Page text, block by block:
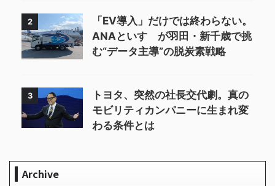
2
「EV導入」だけでは終わらない。
ANAといすゞが羽田・新千歳で挑
む“データ主導”の脱炭素戦略
3
トヨタ、突然の社長交代劇。真の
モビリティカンパニーに生まれ変
わる条件とは
Archive